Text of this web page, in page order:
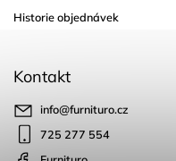
Historie objednávek
Kontakt
info@furnituro.cz
725 277 554